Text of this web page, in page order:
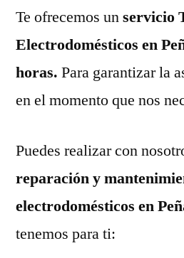
Te ofrecemos unservicio
Electrodomésticos en
horas. Para garantizar la
en el momento que nos
Puedes realizar con
reparación y
electrodomésticos en
tenemos para ti: